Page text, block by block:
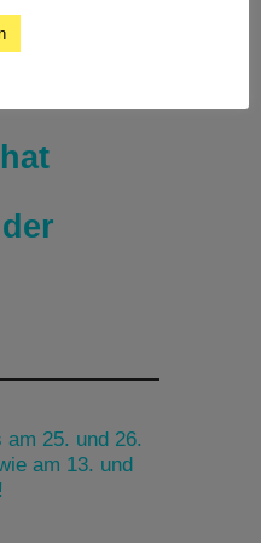
25. und 26.
am 13. und